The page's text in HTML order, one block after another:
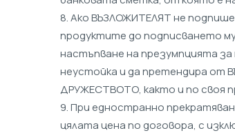
8. Ако ВЪЗЛОЖИТЕЛЯТ не
продуктите до подписването
настъпване на презумпцията
неустойка и да претендира от
ДРУЖЕСТВОТО, както и по своя
9. При едностранно
цялата цена по договора, с